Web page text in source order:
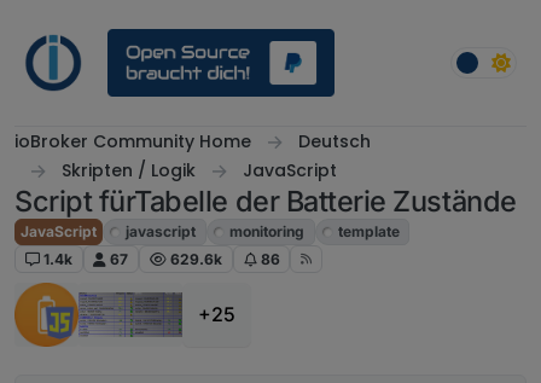
ioBroker Community Home
Deutsch
Skripten / Logik
JavaScript
Script fürTabelle der Batterie Zustände
JavaScript javascript monitoring
template
1.4k
67 629.6k 86
+25